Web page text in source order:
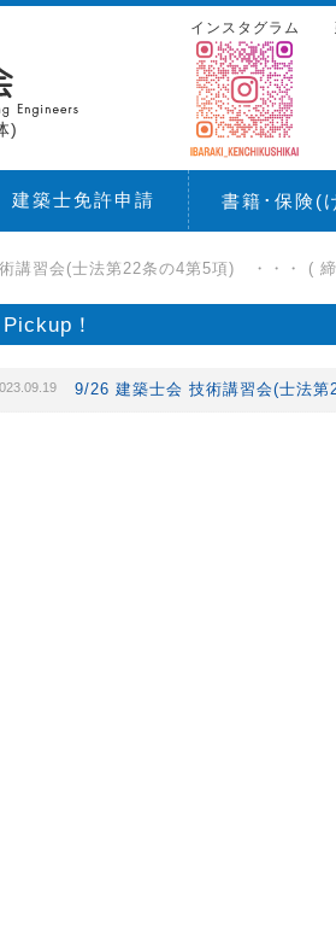
)
インスタグラム
建築士免許申請 書籍･保険(
講習会(士法第22条の4第5項) ・・・ (
Pickup！
9/26 建築士会 技術講習会(士法